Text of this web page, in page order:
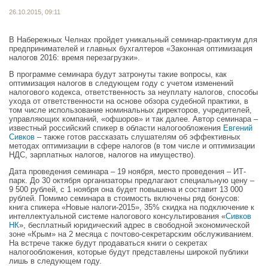
26.10.2015, 09:11
В Набережных Челнах пройдет уникальный семинар-практикум для
предпринимателей и главных бухгалтеров «Законная оптимизация
налогов 2016: время перезагрузки».
В программе семинара будут затронуты такие вопросы, как
оптимизация налогов в следующем году с учетом изменений
налогового кодекса, ответственность за неуплату налогов, способы
ухода от ответственности на основе обзора судебной практики, в
том числе использование номинальных директоров, учредителей,
управляющих компаний, «офшоров» и так далее. Автор семинара –
известный российский спикер в области налогообложения Евгений
Сивков – также готов рассказать слушателям об эффективных
методах оптимизации в сфере налогов (в том числе и оптимизации
НДС, зарплатных налогов, налогов на имущество).
Дата проведения семинара – 19 ноября, место проведения – ИТ-
парк. До 30 октября организаторы предлагают специальную цену –
9 500 рублей, с 1 ноября она будет повышена и составит 13 000
рублей. Помимо семинара в стоимость включены ряд бонусов:
книга спикера «Новые налоги-2015», 35% скидка на подключение к
интеллектуальной системе налогового консультирования «Сивков
НК», бесплатный юридический адрес в свободной экономической
зоне «Крым» на 2 месяца с почтово-секретарским обслуживанием.
На встрече также будут продаваться книги о секретах
налогообложения, которые будут представлены широкой публики
лишь в следующем году.